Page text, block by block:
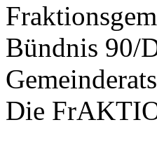
Bündnis 90/
Die